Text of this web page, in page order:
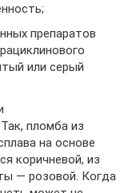
препаратов
или серый
пломба из
на основе
коричневой, из
— розовой. Когда